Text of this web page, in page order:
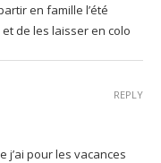
en famille l’été
de les laisser en colo
j’ai pour les vacances
REPLY